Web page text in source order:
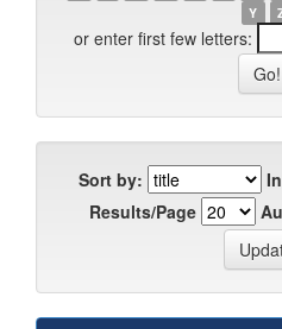
Y
or enter first few letters:
Sort by:
Results/Page